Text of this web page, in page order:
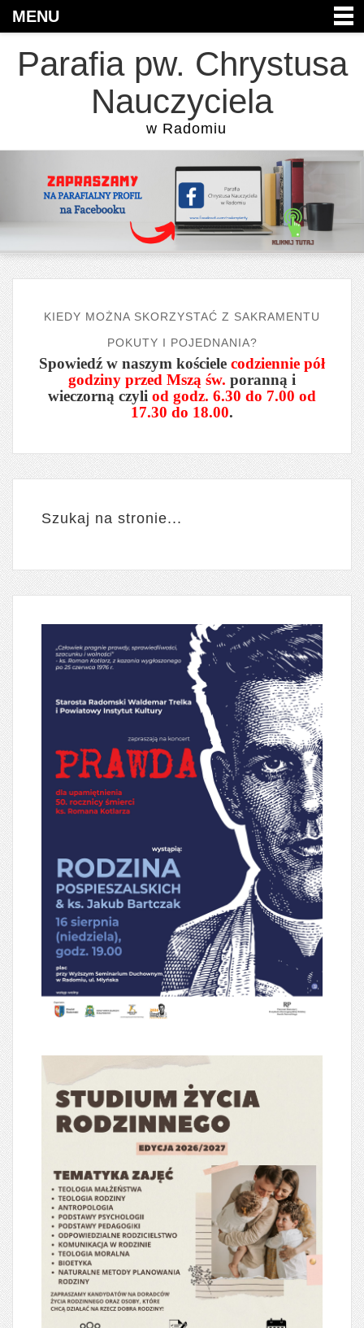
MENU
Parafia pw. Chrystusa
Nauczyciela
w Radomiu
KIEDY MOŻNA SKORZYSTAĆ Z SAKRAMENTU
POKUTY I POJEDNANIA?
Spowiedź w naszym kościele codziennie pół
godziny przed Mszą św. poranną i
wieczorną czyli od godz. 6.30 do 7.00 od
17.30 do 18.00.
Szukaj na stronie...